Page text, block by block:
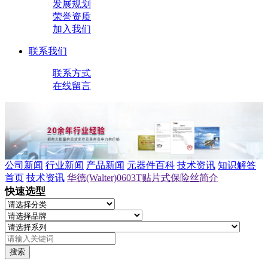
发展规划
荣誉资质
加入我们
联系我们
联系方式
在线留言
公司新闻 行业新闻 产品新闻 元器件百科 技术资讯 知识解答
首页 技术资讯 华德(Walter)0603T贴片式保险丝简介
快速选型
搜索